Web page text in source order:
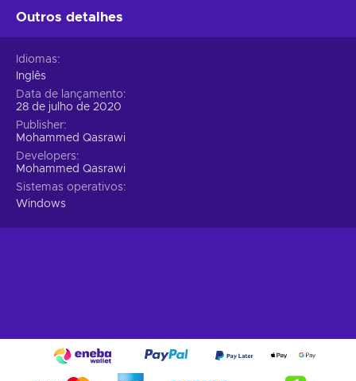
Outros detalhes
Idiomas
Inglês
Data de lançamento
28 de julho de 2020
Publisher
Mohammed Qasrawi
Developers
Mohammed Qasrawi
Sistemas operativos
Windows